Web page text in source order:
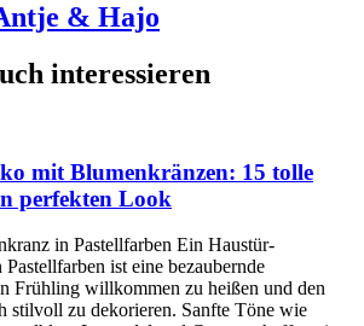
& Hajo
interessieren
mit Blumenkränzen: 15 tolle
perfekten Look
in Pastellfarben Ein Haustür-
ist eine bezaubernde
Frühling willkommen zu heißen und den
stilvoll zu dekorieren. Sanfte Töne wie